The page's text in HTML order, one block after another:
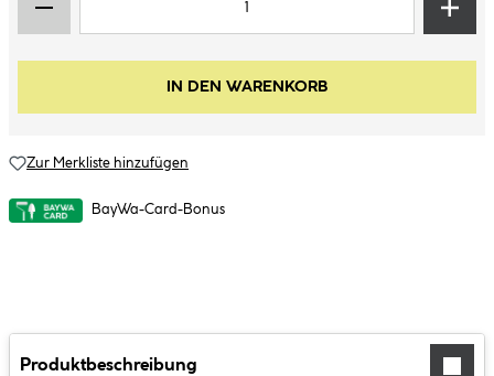
IN DEN WARENKORB
Zur Merkliste hinzufügen
BayWa-Card-Bonus
Produktbeschreibung